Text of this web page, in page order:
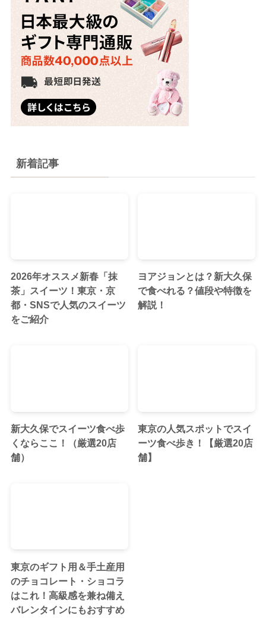
新着記事
2026年オススメ新春「抹
茶」スイーツ！東京・京
都・SNSで人気のスイーツ
をご紹介
ヨアジョンとは？新大久保
で食べれる？値段や特徴を
解説！
新大久保でスイーツ食べ歩
くならここ！（厳選20店
舗）
東京の人気スポットでスイ
ーツ食べ歩き！【厳選20店
舗】
東京のギフト用＆手土産用
のチョコレート・ショコラ
はこれ！高級感を兼ね備え
バレンタインにもおすすめ